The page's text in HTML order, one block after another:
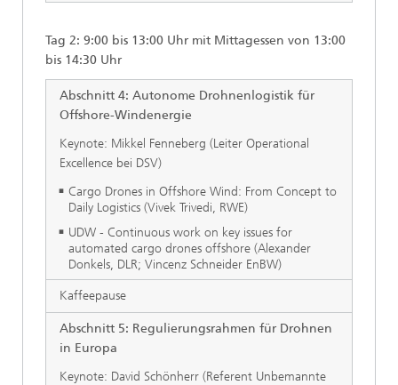
Tag 2: 9:00 bis 13:00 Uhr mit Mittagessen von 13:00
bis 14:30 Uhr
Abschnitt 4: Autonome Drohnenlogistik für
Offshore-Windenergie
Keynote: Mikkel Fenneberg (Leiter Operational
Excellence bei DSV)
Cargo Drones in Offshore Wind: From Concept to
Daily Logistics (Vivek Trivedi, RWE)
UDW - Continuous work on key issues for
automated cargo drones offshore (Alexander
Donkels, DLR; Vincenz Schneider EnBW)
Kaffeepause
Abschnitt 5: Regulierungsrahmen für Drohnen
in Europa
Keynote: David Schönherr (Referent Unbemannte